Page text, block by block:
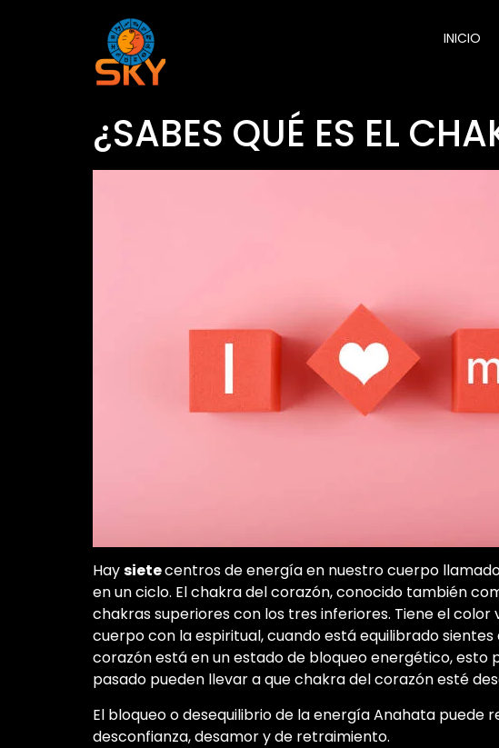
INICIO
¿SABES QUÉ ES EL
Haysietecentros de energía en nuestro cuerpo
en un ciclo. El chakra del corazón, conocido también
chakras superiores con los tres inferiores. Tiene el
cuerpo con la espiritual, cuando está equilibrado
corazón está en un estado de bloqueo energético, esto
pasado pueden llevar a que chakra del corazón esté
El bloqueo o desequilibrio de la energía Anahata
desconfianza, desamor y de retraimiento.